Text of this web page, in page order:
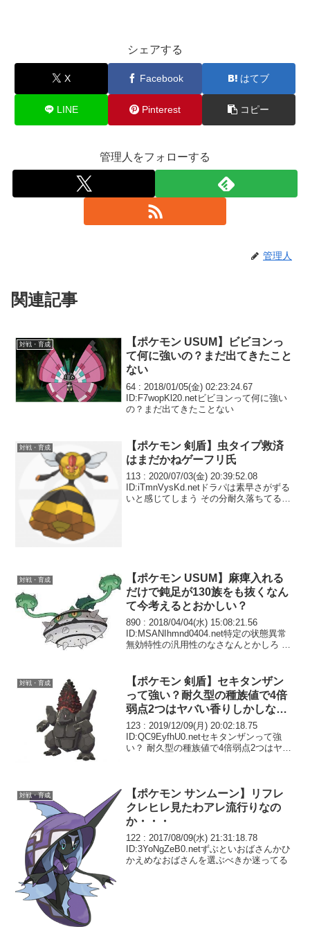
シェアする
X Facebook はてブ
LINE Pinterest コピー
管理人をフォローする
管理人
関連記事
対戦・育成
【ポケモン USUM】ビビヨンっ
て何に強いの？まだ出てきたこと
ない
64 : 2018/01/05(金) 02:23:24.67
ID:F7wopKl20.netビビヨンって何に強い
の？まだ出てきたことない
対戦・育成
【ポケモン 剣盾】虫タイプ救済
はまだかねゲーフリ氏
113 : 2020/07/03(金) 20:39:52.08
ID:iTmnVysKd.netドラパは素早さがずる
いと感じてしまう その分耐久落ちてるけ
対戦・育成
【ポケモン USUM】麻痺入れる
だけで鈍足が130族をも抜くなん
て今考えるとおかしい？
890 : 2018/04/04(水) 15:08:21.56
ID:MSANIhmnd0404.net特定の状態異常
無効特性の汎用性のなさなんとかしろ 持
完全劣化だ...
対戦・育成
【ポケモン 剣盾】セキタンザン
って強い？耐久型の種族値で4倍
弱点2つはヤバい香りしかしない
けど
123 : 2019/12/09(月) 20:02:18.75
ID:QC9EyfhU0.netセキタンザンって強
い？ 耐久型の種族値で4倍弱点2つはヤバ
対戦・育成
【ポケモン サンムーン】リフレ
クレヒレ見たわアレ流行りなの
か・・・
122 : 2017/08/09(水) 21:31:18.78
ID:3YoNgZeB0.netずぶといおばさんかひ
かえめなおばさんを選ぶべきか迷ってる